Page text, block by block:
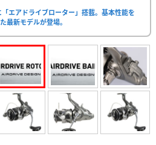
エアドライブローター」搭載。基本性能を
最新モデルが登場。